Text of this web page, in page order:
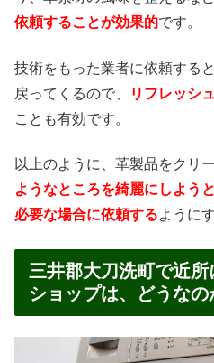
依頼することが効果的です。
技術をもった業者に依頼する
戻ってくるので、
リフレッシ
ことも有効です。
以上のように、革製品をクリ
ようなところを綺麗にしよう
必要な場合に依頼するように
三井郡大刀洗町で近
ショップは、どうなの